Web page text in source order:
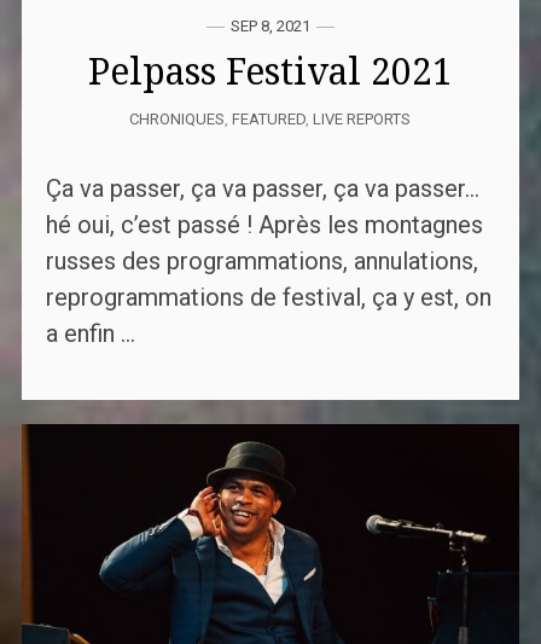
SEP 8, 2021
Pelpass Festival 2021
CHRONIQUES ,FEATURED ,LIVE REPORTS
Ça va passer, ça va passer, ça va passer…
hé oui, c’est passé ! Après les montagnes
russes des programmations, annulations,
reprogrammations de festival, ça y est, on
a enfin ...